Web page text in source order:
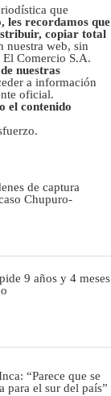
que
les recordamos que
copiar total
nuestra web, sin
El Comercio S.A.
nuestras
a información
oficial.
el contenido
de captura
Chupuro-
9 años y 4 meses
“Parece que se
para el sur del país”